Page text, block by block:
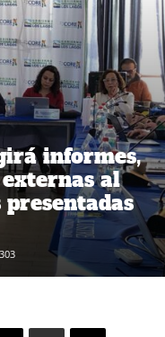
informes,
al
presentadas
303